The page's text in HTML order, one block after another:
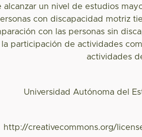
un nivel de estudios
con discapacidad motriz
con las personas sin
participación de actividades
actividades
Universidad Autónoma del
http://creativecommons.org/